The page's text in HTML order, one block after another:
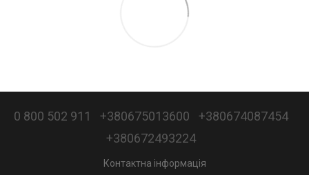
0 800 502 911 +380675013600
+380674087454
+380672493224
Контактна інформація